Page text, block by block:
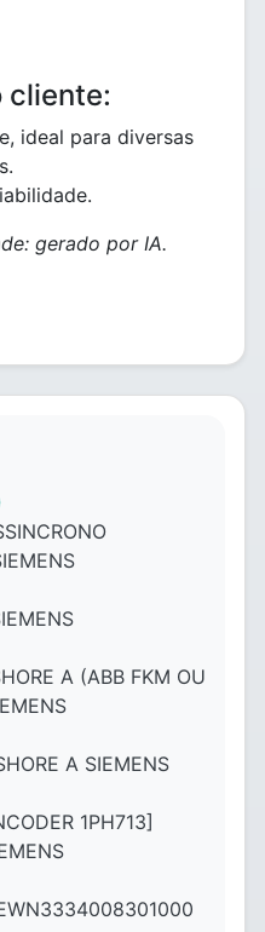
cliente:
ideal para diversas
gerado por IA.
A (ABB FKM OU
A SIEMENS
1PH713]